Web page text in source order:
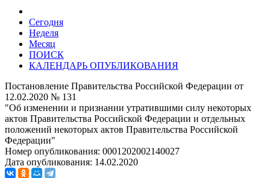
Сегодня
Неделя
Месяц
ПОИСК
КАЛЕНДАРЬ ОПУБЛИКОВАНИЯ
Постановление Правительства Российской Федерации от
12.02.2020 № 131
"Об изменении и признании утратившими силу некоторых
актов Правительства Российской Федерации и отдельных
положений некоторых актов Правительства Российской
Федерации"
Номер опубликования: 0001202002140027
Дата опубликования: 14.02.2020